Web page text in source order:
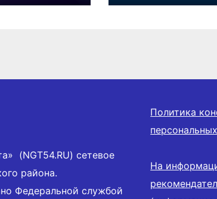
(NGT54.RU) сетевое
района.
Федеральной службой
Политика
На